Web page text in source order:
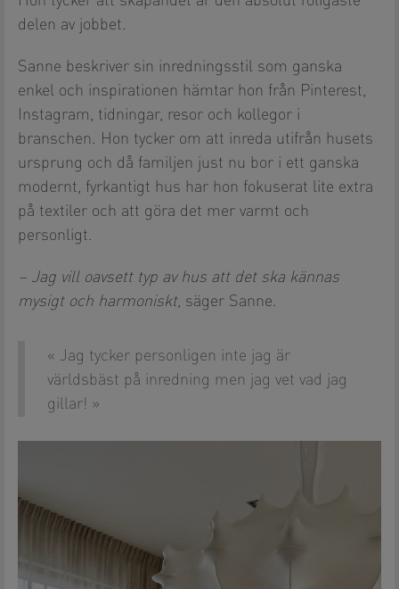
delen av jobbet.
Sanne beskriver sin inredningsstil som ganska
enkel och inspirationen hämtar hon från Pinterest,
Instagram, tidningar, resor och kollegor i
branschen. Hon tycker om att inreda utifrån husets
ursprung och då familjen just nu bor i ett ganska
modernt, fyrkantigt hus har hon fokuserat lite extra
på textiler och att göra det mer varmt och
personligt.
– Jag vill oavsett typ av hus att det ska kännas
mysigt och harmoniskt, säger Sanne.
Jag tycker personligen inte jag är
världsbäst på inredning men jag vet vad jag
gillar!